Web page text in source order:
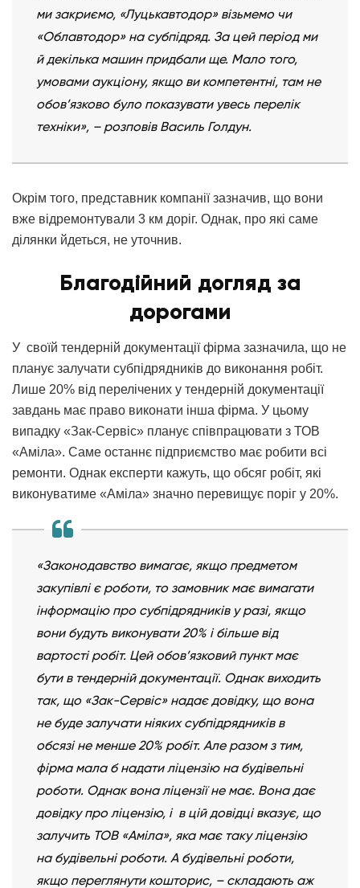
ми закриємо, «Луцькавтодор» візьмемо чи
«Облавтодор» на субпідряд. За цей період ми
й декілька машин придбали ще. Мало того,
умовами аукціону, якщо ви компетентні, там не
обов’язково було показувати увесь перелік
техніки», – розповів Василь Голдун.
Окрім того, представник компанії зазначив, що вони
вже відремонтували 3 км доріг. Однак, про які саме
ділянки йдеться, не уточнив.
Благодійний догляд за
дорогами
У своїй тендерній документації фірма зазначила, що не
планує залучати субпідрядників до виконання робіт.
Лише 20% від перелічених у тендерній документації
завдань має право виконати інша фірма. У цьому
випадку «Зак-Сервіс» планує співпрацювати з ТОВ
«Аміла». Саме останнє підприємство має робити всі
ремонти. Однак експерти кажуть, що обсяг робіт, які
виконуватиме «Аміла» значно перевищує поріг у 20%.
«Законодавство вимагає, якщо предметом
закупівлі є роботи, то замовник має вимагати
інформацію про субпідрядників у разі, якщо
вони будуть виконувати 20% і більше від
вартості робіт. Цей обов’язковий пункт має
бути в тендерній документації. Однак виходить
так, що «Зак-Сервіс» надає довідку, що вона
не буде залучати ніяких субпідрядників в
обсязі не менше 20% робіт. Але разом з тим,
фірма мала б надати ліцензію на будівельні
роботи. Однак вона ліцензії не має. Вона дає
довідку про ліцензію, і в цій довідці вказує, що
залучить ТОВ «Аміла», яка має таку ліцензію
на будівельні роботи. А будівельні роботи,
якщо переглянути кошторис, – складають аж